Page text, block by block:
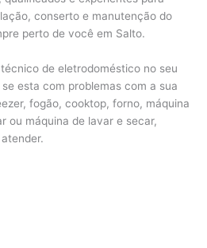
conserto e manutenção do
perto de você em Salto.
de eletrodoméstico no seu
esta com problemas com a sua
fogão, cooktop, forno, máquina
ou máquina de lavar e secar,